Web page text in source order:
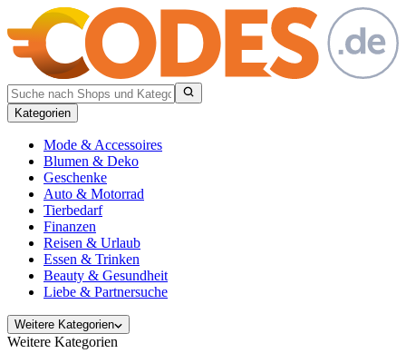
Kategorien
Mode & Accessoires
Blumen & Deko
Geschenke
Auto & Motorrad
Tierbedarf
Finanzen
Reisen & Urlaub
Essen & Trinken
Beauty & Gesundheit
Liebe & Partnersuche
Weitere Kategorien
Weitere Kategorien